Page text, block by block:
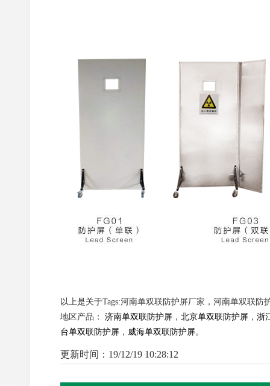
以上是关于Tags:河南单双联防护屏厂家，河南单双联防
地区产品： 济南单双联防护屏 ， 北京单双联防护屏 ， 浙
台单双联防护屏 ， 威海单双联防护屏。
更新时间：19/12/19 10:28:12